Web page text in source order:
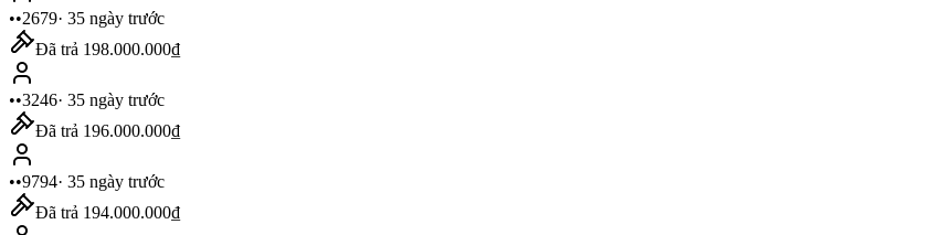
••2679· 35 ngày trước
Đã trả 198.000.000₫
••3246· 35 ngày trước
Đã trả 196.000.000₫
••9794· 35 ngày trước
Đã trả 194.000.000₫